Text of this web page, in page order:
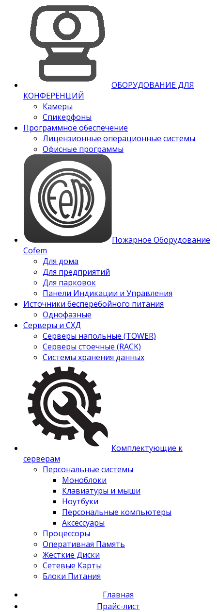
ОБОРУДОВАНИЕ ДЛЯ
КОНФЕРЕНЦИЙ
Камеры
Спикерфоны
Программное обеспечение
Лицензионные операционные системы
Офисные программы
Пожарное Оборудование
Cofem
Для дома
Для предприятий
Для парковок
Панели Индикации и Управления
Источники бесперебойного питания
Однофазные
Серверы и СХД
Серверы напольные (TOWER)
Серверы стоечные (RACK)
Системы хранения данных
Комплектующие к
серверам
Персональные системы
Моноблоки
Клавиатуры и мыши
Ноутбуки
Персональные компьютеры
Аксессуары
Процессоры
Оперативная Память
Жесткие Диски
Сетевые Карты
Блоки Питания
Главная
Прайс-лист